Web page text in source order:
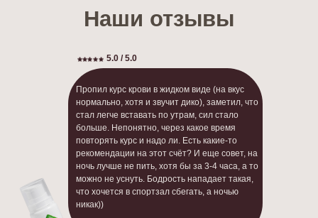
Наши отзывы
Пропил курс крови в жидком виде (на вкус
нормально, хотя и звучит дико), заметил, что
стал легче вставать по утрам, сил стало
больше. Непонятно, через какое время
повторять курс и надо ли. Есть какие-то
рекомендации на этот счёт? И еще совет, на
ночь лучше не пить, хотя бы за 3-4 часа, а то
можно не уснуть. Бодрость нападает такая,
что хочется в спортзал сбегать, а ночью
никак))
5.0 / 5.0